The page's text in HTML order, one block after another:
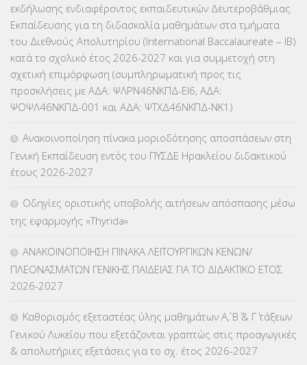
ΕΠΙΜΟΡΦΩΣΗ Τ.Π.Ε.(10)
ΕΥΡΩΠΑΪΚΑ ΠΡΟΓΡΑΜΜΑΤΑ(230)
ΚΕΣΥ (60)
ΚΕΣΥΠ(109)
ΚΠγ – ΚΡΑΤΙΚΟ ΠΙΣΤΟΠΟΙΗΤΙΚΟ ΓΛΩΣΣΟΜΑΘΕΙΑΣ(135)
ΚΠπ- ΚΡΑΤΙΚΟ ΠΙΣΤΟΠΟΙΗΤΙΚΟ ΠΛΗΡΟΦΟΡΙΚΗΣ
ΛΟΙΠΑ(309)
ΜΕΤΑΘΕΣΕΙΣ-ΤΟΠΟΘΕΤΗΣΕΙΣ ΒΕΛΤΙΩΣΕΙΣ(319)
ΜΕΤΑΦΟΡΑ ΜΑΘΗΤΩΝ(3)
εκδήλωσης ενδιαφέροντος εκπαιδευτικών Δευτεροβάθμιας
Εκπαίδευσης για τη διδασκαλία μαθημάτων στα τμήματα
του Διεθνούς Απολυτηρίου (International Baccalaureate – IB)
κατά το σχολικό έτος 2026-2027 και για συμμετοχή στη
σχετική επιμόρφωση (συμπληρωματική προς τις
προσκλήσεις με ΑΔΑ: ΨΛΡΝ46ΝΚΠΔ-ΕΙ6, ΑΔΑ:
ΨΟΨΛ46ΝΚΠΔ-001 και ΑΔΑ: ΨΤΧΔ46ΝΚΠΔ-ΝΚ1)
Ανακοινοποίηση πίνακα μοριοδότησης αποσπάσεων στη
Γενική Εκπαίδευση εντός του ΠΥΣΔΕ Ηρακλείου διδακτικού
έτους 2026-2027
Οδηγίες οριστικής υποβολής αιτήσεων απόσπασης μέσω
της εφαρμογής «Thyrida»
ΑΝΑΚΟΙΝΟΠΟΙΗΣΗ ΠΙΝΑΚΑ ΛΕΙΤΟΥΡΓΙΚΩΝ ΚΕΝΩΝ/
ΠΛΕΟΝΑΣΜΑΤΩΝ ΓΕΝΙΚΗΣ ΠΑΙΔΕΙΑΣ ΓΙΑ ΤΟ ΔΙΔΑΚΤΙΚΟ ΕΤΟΣ
2026-2027
Καθορισμός εξεταστέας ύλης μαθημάτων Α΄, Β΄ & Γ΄ τάξεων
Γενικού Λυκείου που εξετάζονται γραπτώς στις προαγωγικές
& απολυτήριες εξετάσεις για το σχ. έτος 2026-2027